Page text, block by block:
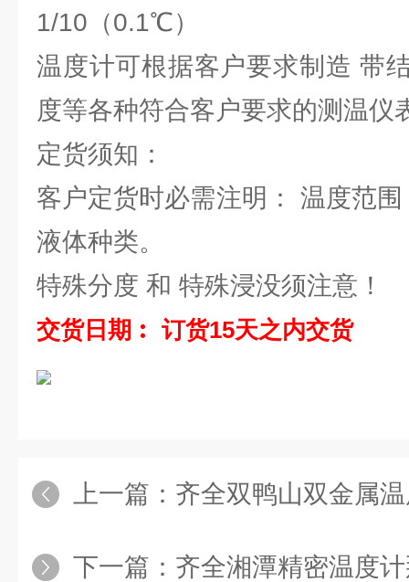
1/10（0.1℃）
温度计可根据客户要求制造 带
度等各种符合客户要求的测温仪
定货须知：
客户定货时必需注明： 温度范
液体种类。
特殊分度 和 特殊浸没须注意！
交货日期︰ 订货15天之内交货
上一篇： 齐全双鸭山双金属
下一篇： 齐全湘潭精密温度